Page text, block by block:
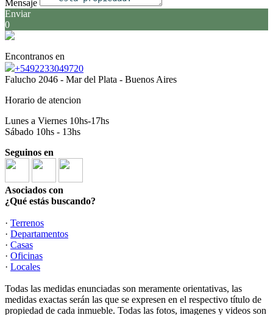
Mensaje
Enviar
0
Encontranos en
+5492233049720
Falucho 2046 - Mar del Plata - Buenos Aires
Horario de atencion
Lunes a Viernes 10hs-17hs
Sábado 10hs - 13hs
Seguinos en
Asociados con
¿Qué estás buscando?
· Terrenos
· Departamentos
· Casas
· Oficinas
· Locales
Todas las medidas enunciadas son meramente orientativas, las
medidas exactas serán las que se expresen en el respectivo título de
propiedad de cada inmueble. Todas las fotos, imagenes y videos son